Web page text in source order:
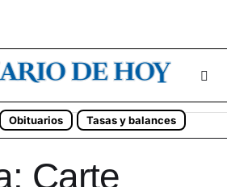
Obituarios Tasas y balances
Carte